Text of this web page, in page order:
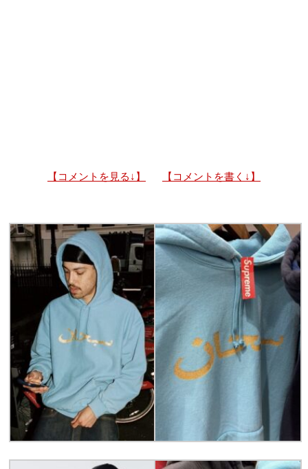
【コメントを見る↓】 【コメントを書く↓】